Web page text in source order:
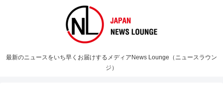
最新のニュースをいち早くお届けするメディアNews Lounge（ニュースラウン
ジ）